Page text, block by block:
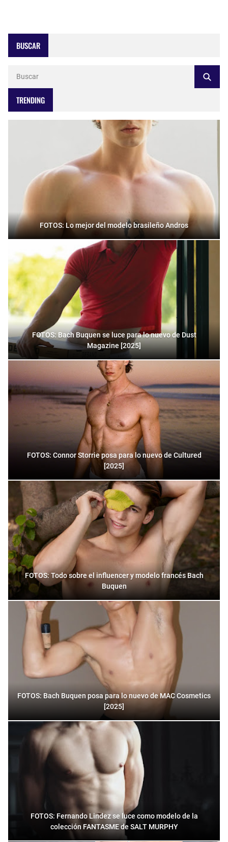
BUSCAR
TRENDING
FOTOS: Lo mejor del modelo brasileño Andros
FOTOS: Bach Buquen se luce para lo nuevo de Dust
Magazine [2025]
FOTOS: Connor Storrie posa para lo nuevo de Cultured
[2025]
FOTOS: Todo sobre el influencer y modelo francés Bach
Buquen
FOTOS: Bach Buquen posa para lo nuevo de MAC Cosmetics
[2025]
FOTOS: Fernando Lindez se luce como modelo de la
colección FANTASME de SALT MURPHY